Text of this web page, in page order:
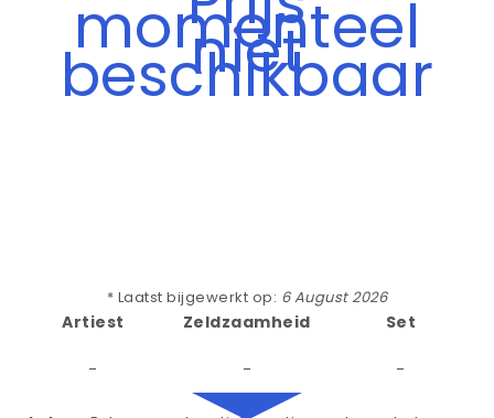
momenteel
niet
beschikbaar
* Laatst bijgewerkt op: 6 August 2026
Artiest
-
Zeldzaamheid
-
Set
-